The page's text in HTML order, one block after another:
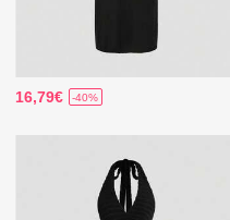
16,79€ -40%